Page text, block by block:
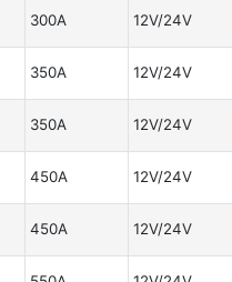
300A 12V/24V
350A 12V/24V
350A 12V/24V
450A 12V/24V
450A 12V/24V